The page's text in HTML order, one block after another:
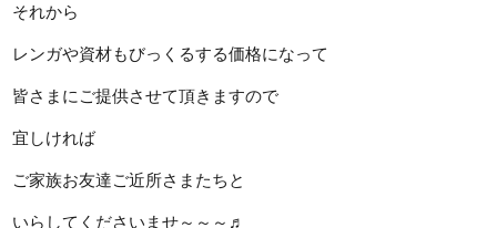
それから
レンガや資材もびっくるする価格になって
皆さまにご提供させて頂きますので
宜しければ
ご家族お友達ご近所さまたちと
いらしてくださいませ～～～♬